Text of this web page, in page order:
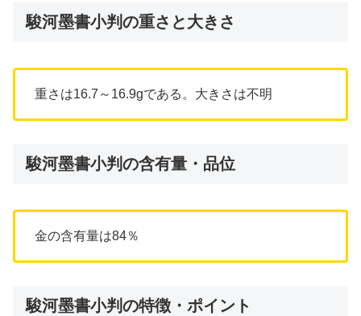
駿河墨書小判の重さと大きさ
重さは16.7～16.9gである。大きさは不明
駿河墨書小判の含有量・品位
金の含有量は84％
駿河墨書小判の特徴・ポイント